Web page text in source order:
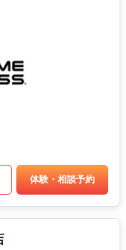
体験・相談予約